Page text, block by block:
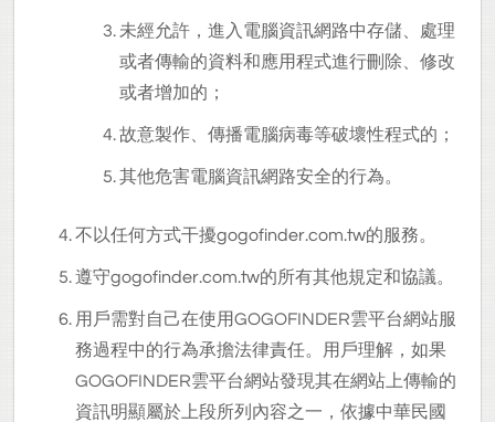
未經允許，進入電腦資訊網路中存儲、處理
或者傳輸的資料和應用程式進行刪除、修改
或者增加的；
故意製作、傳播電腦病毒等破壞性程式的；
其他危害電腦資訊網路安全的行為。
不以任何方式干擾gogofinder.com.tw的服務。
遵守gogofinder.com.tw的所有其他規定和協議。
用戶需對自己在使用GOGOFINDER雲平台網站服
務過程中的行為承擔法律責任。用戶理解，如果
GOGOFINDER雲平台網站發現其在網站上傳輸的
資訊明顯屬於上段所列內容之一，依據中華民國